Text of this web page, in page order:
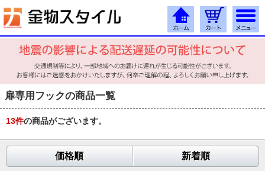
扉専用フックの商品一覧
13件の商品がございます。
価格順 新着順